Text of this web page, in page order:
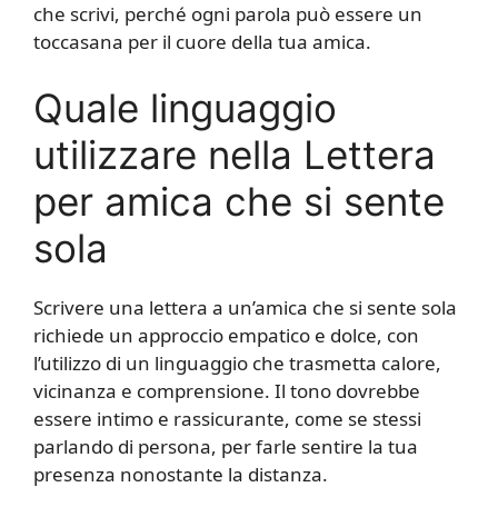
che scrivi, perché ogni parola può essere un
toccasana per il cuore della tua amica.
Quale linguaggio
utilizzare nella Lettera
per amica che si sente
sola
Scrivere una lettera a un’amica che si sente sola
richiede un approccio empatico e dolce, con
l’utilizzo di un linguaggio che trasmetta calore,
vicinanza e comprensione. Il tono dovrebbe
essere intimo e rassicurante, come se stessi
parlando di persona, per farle sentire la tua
presenza nonostante la distanza.